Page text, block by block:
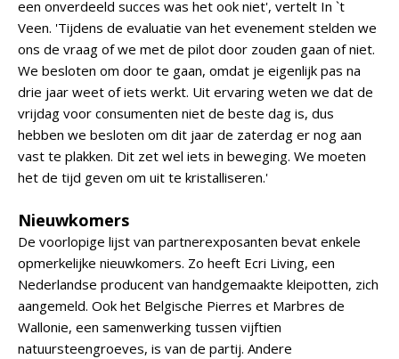
een onverdeeld succes was het ook niet', vertelt In `t
Veen. 'Tijdens de evaluatie van het evenement stelden we
ons de vraag of we met de pilot door zouden gaan of niet.
We besloten om door te gaan, omdat je eigenlijk pas na
drie jaar weet of iets werkt. Uit ervaring weten we dat de
vrijdag voor consumenten niet de beste dag is, dus
hebben we besloten om dit jaar de zaterdag er nog aan
vast te plakken. Dit zet wel iets in beweging. We moeten
het de tijd geven om uit te kristalliseren.'
Nieuwkomers
De voorlopige lijst van partnerexposanten bevat enkele
opmerkelijke nieuwkomers. Zo heeft Ecri Living, een
Nederlandse producent van handgemaakte kleipotten, zich
aangemeld. Ook het Belgische Pierres et Marbres de
Wallonie, een samenwerking tussen vijftien
natuursteengroeves, is van de partij. Andere